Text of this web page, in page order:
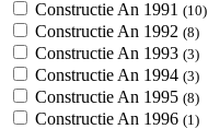
Constructie An 1991 (10)
Constructie An 1992 (8)
Constructie An 1993 (3)
Constructie An 1994 (3)
Constructie An 1995 (8)
Constructie An 1996 (1)